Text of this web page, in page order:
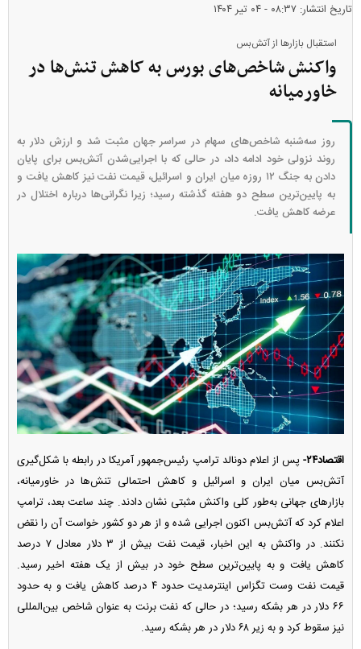
تاریخ انتشار: ۰۸:۳۷ - ۰۴ تير ۱۴۰۴
استقبال بازار‌ها از آتش‌بس
واکنش شاخص‌های بورس به کاهش تنش‌ها در
خاورمیانه
روز سه‌شنبه شاخص‌های سهام در سراسر جهان مثبت شد و ارزش دلار به
روند نزولی خود ادامه داد، در حالی که با اجرایی‌شدن آتش‌بس برای پایان
دادن به جنگ ۱۲ روزه میان ایران و اسرائیل، قیمت نفت نیز کاهش یافت و
به پایین‌ترین سطح دو هفته گذشته رسید؛ زیرا نگرانی‌ها درباره اختلال در
عرضه کاهش یافت.
اقتصاد۲۴-
پس از اعلام دونالد ترامپ رئیس‌جمهور آمریکا در رابطه با شکل‌گیری
آتش‌بس میان ایران و اسرائیل و کاهش احتمالی تنش‌ها در خاورمیانه،
بازار‌های جهانی به‌طور کلی واکنش مثبتی نشان دادند. چند ساعت بعد، ترامپ
اعلام کرد که آتش‌بس اکنون اجرایی شده و از هر دو کشور خواست آن را نقض
نکنند. در واکنش به این اخبار، قیمت نفت بیش از ۳ دلار معادل ۷ درصد
کاهش یافت و به پایین‌ترین سطح خود در بیش از یک هفته اخیر رسید.
قیمت نفت وست تگزاس اینترمدیت حدود ۴ درصد کاهش یافت و به حدود
۶۶ دلار در هر بشکه رسید؛ در حالی که نفت برنت به عنوان شاخص بین‌المللی
نیز سقوط کرد و به زیر ۶۸ دلار در هر بشکه رسید.